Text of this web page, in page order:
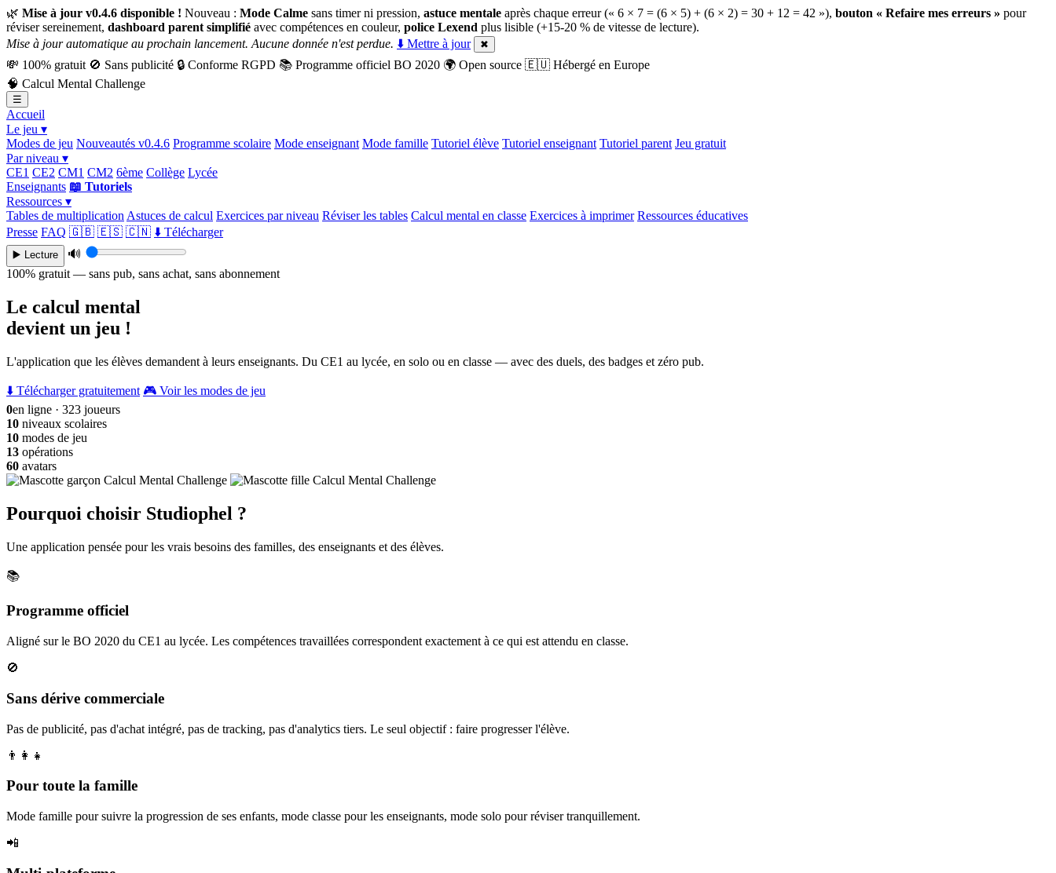
🌿 Mise à jour v0.4.6 disponible ! Nouveau : Mode Calme sans timer ni pression, astuce mentale après chaque erreur (« 6 × 7 = (6 × 5) + (6 × 2) = 30 + 12 = 42 »), bouton « Refaire mes erreurs » pour
réviser sereinement, dashboard parent simplifié avec compétences en couleur, police Lexend plus lisible (+15-20 % de vitesse de lecture).
Mise à jour automatique au prochain lancement. Aucune donnée n'est perdue. ⬇️ Mettre à jour ✖
💸 100% gratuit 🚫 Sans publicité 🔒 Conforme RGPD 📚 Programme officiel BO 2020 🌍 Open source 🇪🇺 Hébergé en Europe
🧠 Calcul Mental Challenge
☰
Accueil
Le jeu ▾
Modes de jeu Nouveautés v0.4.6 Programme scolaire Mode enseignant Mode famille Tutoriel élève Tutoriel enseignant Tutoriel parent Jeu gratuit
Par niveau ▾
CE1 CE2 CM1 CM2 6ème Collège Lycée
Enseignants 📖 Tutoriels
Ressources ▾
Tables de multiplication Astuces de calcul Exercices par niveau Réviser les tables Calcul mental en classe Exercices à imprimer Ressources éducatives
Presse FAQ 🇬🇧 🇪🇸 🇨🇳 ⬇️ Télécharger
▶️ Lecture
🔊
100% gratuit — sans pub, sans achat, sans abonnement
Le calcul mental
devient un jeu !
L'application que les élèves demandent à leurs enseignants. Du CE1 au lycée, en solo ou en classe — avec des duels, des badges et zéro pub.
⬇️ Télécharger gratuitement 🎮 Voir les modes de jeu
0en ligne · 323 joueurs
10 niveaux scolaires
10 modes de jeu
13 opérations
60 avatars
Pourquoi choisir Studiophel ?
Une application pensée pour les vrais besoins des familles, des enseignants et des élèves.
📚
Programme officiel
Aligné sur le BO 2020 du CE1 au lycée. Les compétences travaillées correspondent exactement à ce qui est attendu en classe.
🚫
Sans dérive commerciale
Pas de publicité, pas d'achat intégré, pas de tracking, pas d'analytics tiers. Le seul objectif : faire progresser l'élève.
👨‍👩‍👧
Pour toute la famille
Mode famille pour suivre la progression de ses enfants, mode classe pour les enseignants, mode solo pour réviser tranquillement.
📲